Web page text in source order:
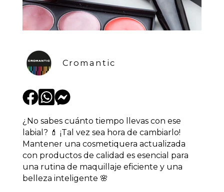
Cromantic
¿No sabes cuánto tiempo llevas con ese
labial? 💄 ¡Tal vez sea hora de cambiarlo!
Mantener una cosmetiquera actualizada
con productos de calidad es esencial para
una rutina de maquillaje eficiente y una
belleza inteligente 🌸